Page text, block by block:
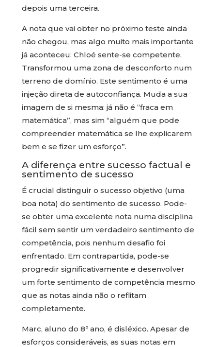
depois uma terceira.
A nota que vai obter no próximo teste ainda
não chegou, mas algo muito mais importante
já aconteceu: Chloé sente-se competente.
Transformou uma zona de desconforto num
terreno de domínio. Este sentimento é uma
injeção direta de autoconfiança. Muda a sua
imagem de si mesma: já não é “fraca em
matemática”, mas sim “alguém que pode
compreender matemática se lhe explicarem
bem e se fizer um esforço”.
A diferença entre sucesso factual e
sentimento de sucesso
É crucial distinguir o sucesso objetivo (uma
boa nota) do sentimento de sucesso. Pode-
se obter uma excelente nota numa disciplina
fácil sem sentir um verdadeiro sentimento de
competência, pois nenhum desafio foi
enfrentado. Em contrapartida, pode-se
progredir significativamente e desenvolver
um forte sentimento de competência mesmo
que as notas ainda não o reflitam
completamente.
Marc, aluno do 8º ano, é disléxico. Apesar de
esforços consideráveis, as suas notas em